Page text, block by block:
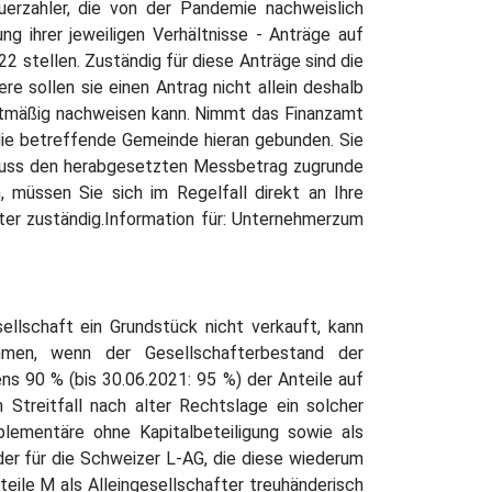
die von der Pandemie nachweislich
ihrer jeweiligen Verhältnisse - Anträge auf
stellen. Zuständig für diese Anträge sind die
sollen sie einen Antrag nicht allein deshalb
nachweisen kann. Nimmt das Finanzamt
betreffende Gemeinde hieran gebunden. Sie
den herabgesetzten Messbetrag zugrunde
müssen Sie sich im Regelfall direkt an Ihre
zuständig.Information für: Unternehmerzum
ein Grundstück nicht verkauft, kann
wenn der Gesellschafterbestand der
90 % (bis 30.06.2021: 95 %) der Anteile auf
Streitfall nach alter Rechtslage ein solcher
ohne Kapitalbeteiligung sowie als
für die Schweizer L-AG, die diese wiederum
M als Alleingesellschafter treuhänderisch